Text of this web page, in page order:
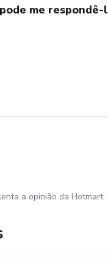
me respondê-
a opinião da